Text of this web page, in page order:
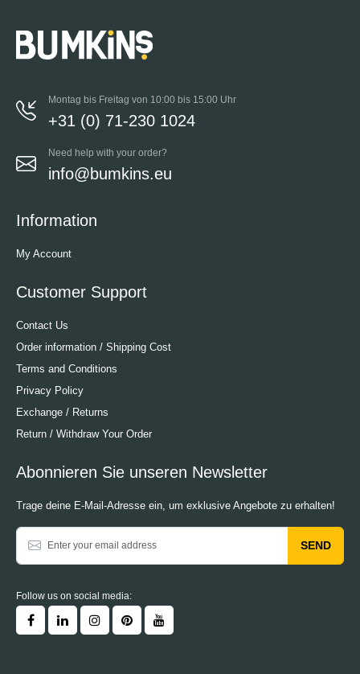
Montag bis Freitag von 10:00 bis 15:00 Uhr
+31 (0) 71-230 1024
Need help with your order?
info@bumkins.eu
Information
My Account
Customer Support
Contact Us
Order information / Shipping Cost
Terms and Conditions
Privacy Policy
Exchange / Returns
Return / Withdraw Your Order
Abonnieren Sie unseren Newsletter
Trage deine E-Mail-Adresse ein, um exklusive Angebote zu erhalten!
SEND
Follow us on social media: